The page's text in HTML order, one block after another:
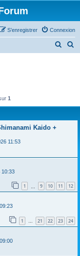
Connexion
S’enregistrer
1
Kaido +
11:53
10:33
1 9 10 11 12
1 … 21 22 23 24